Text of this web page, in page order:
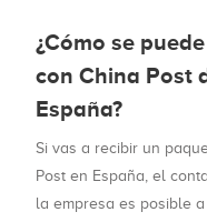
¿Cómo se
con China Post
España?
Si vas a recibir un
Post en España, el
la empresa es posible